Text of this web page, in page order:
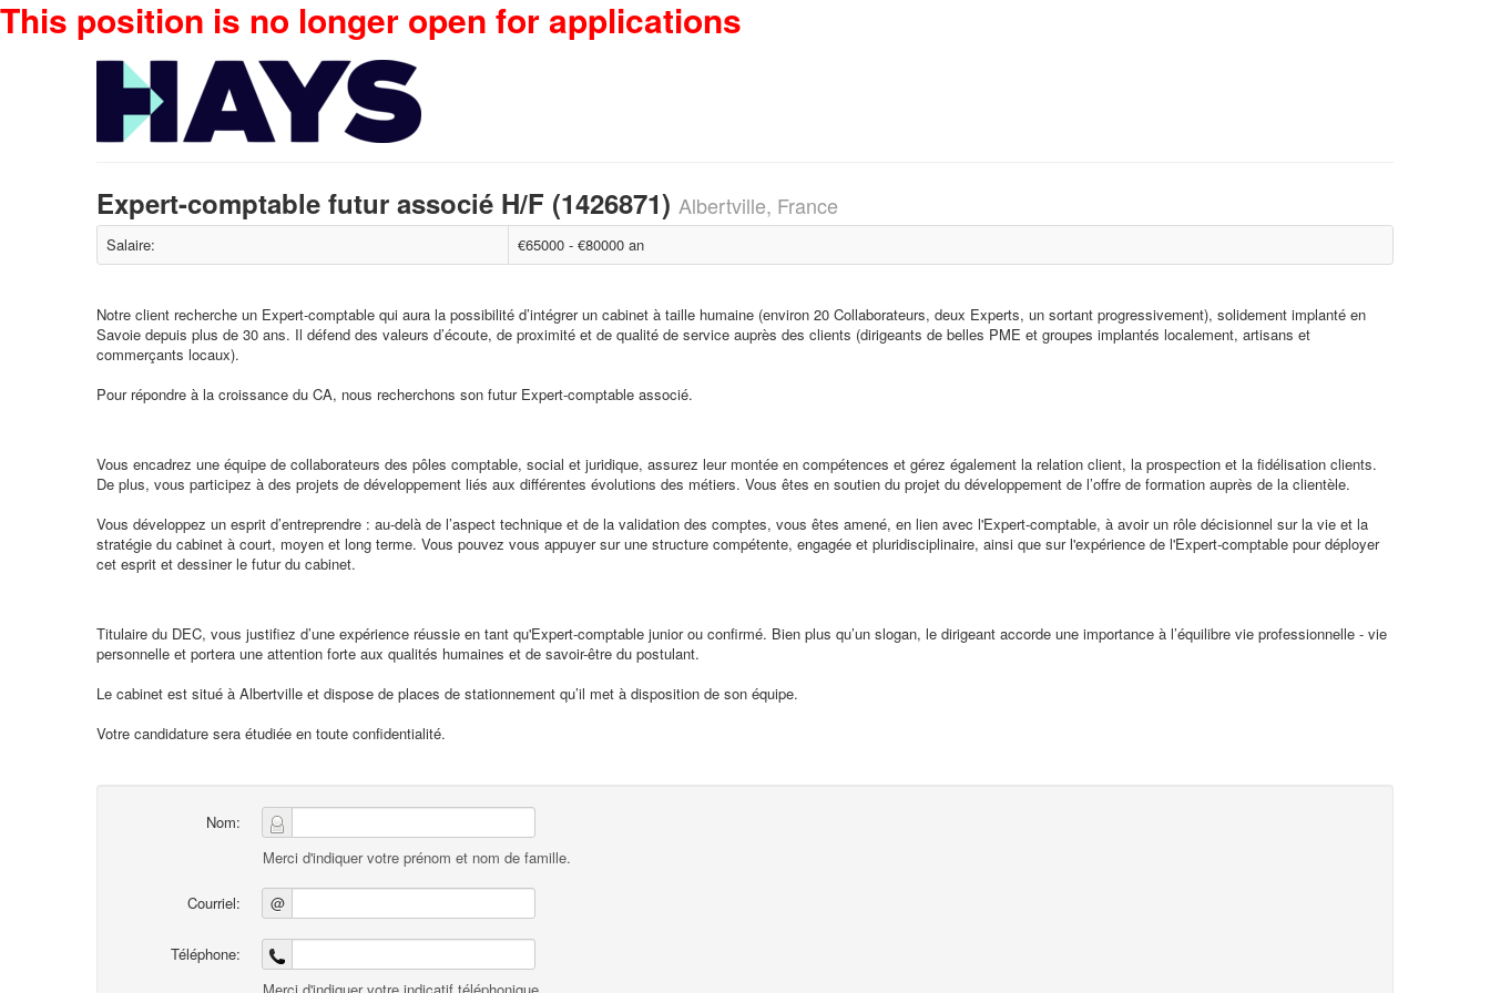
This position is no longer open for applications
Expert-comptable futur associé H/F (1426871) Albertville, France
Salaire: €65000 - €80000 an
Notre client recherche un Expert-comptable qui aura la possibilité d’intégrer un cabinet à taille humaine (environ 20 Collaborateurs, deux Experts, un sortant progressivement), solidement implanté en
Savoie depuis plus de 30 ans. Il défend des valeurs d’écoute, de proximité et de qualité de service auprès des clients (dirigeants de belles PME et groupes implantés localement, artisans et
commerçants locaux).
Pour répondre à la croissance du CA, nous recherchons son futur Expert-comptable associé.
Vous encadrez une équipe de collaborateurs des pôles comptable, social et juridique, assurez leur montée en compétences et gérez également la relation client, la prospection et la fidélisation clients.
De plus, vous participez à des projets de développement liés aux différentes évolutions des métiers. Vous êtes en soutien du projet du développement de l’offre de formation auprès de la clientèle.
Vous développez un esprit d’entreprendre : au-delà de l’aspect technique et de la validation des comptes, vous êtes amené, en lien avec l'Expert-comptable, à avoir un rôle décisionnel sur la vie et la
stratégie du cabinet à court, moyen et long terme. Vous pouvez vous appuyer sur une structure compétente, engagée et pluridisciplinaire, ainsi que sur l'expérience de l'Expert-comptable pour déployer
cet esprit et dessiner le futur du cabinet.
Titulaire du DEC, vous justifiez d’une expérience réussie en tant qu'Expert-comptable junior ou confirmé. Bien plus qu’un slogan, le dirigeant accorde une importance à l’équilibre vie professionnelle - vie
personnelle et portera une attention forte aux qualités humaines et de savoir-être du postulant.
Le cabinet est situé à Albertville et dispose de places de stationnement qu’il met à disposition de son équipe.
Votre candidature sera étudiée en toute confidentialité.
Nom:
Merci d'indiquer votre prénom et nom de famille.
Courriel: @
Téléphone: